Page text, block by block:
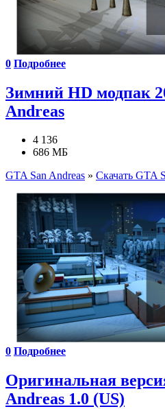
0 Подробнее
Зимний HD модпак
Andreas
4 136
686 МБ
GTA San Andreas » Скачать GTA
0 Подробнее
Оригинальная
Andreas 1.0 (US)